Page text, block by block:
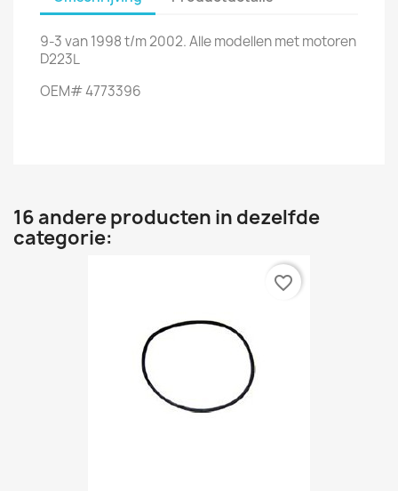
9-3 van 1998 t/m 2002. Alle modellen met motoren
D223L
OEM# 4773396
16 andere producten in dezelfde
categorie:
favorite_border